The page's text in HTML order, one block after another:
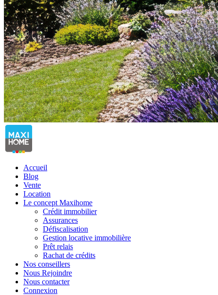
Accueil
Blog
Vente
Location
Le concept Maxihome
Crédit immobilier
Assurances
Défiscalisation
Gestion locative immobilière
Prêt relais
Rachat de crédits
Nos conseillers
Nous Rejoindre
Nous contacter
Connexion